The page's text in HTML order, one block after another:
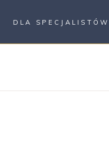
DLA SPECJALISTÓW